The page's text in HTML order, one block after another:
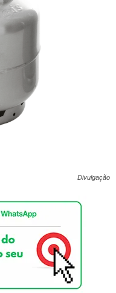
Divulgação